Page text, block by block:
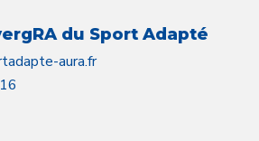
du Sport Adapté
aura.fr